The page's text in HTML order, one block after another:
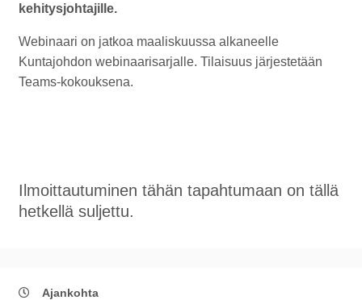
kehitysjohtajille.
Webinaari on jatkoa maaliskuussa alkaneelle
Kuntajohdon webinaarisarjalle. Tilaisuus järjestetään
Teams-kokouksena.
Ilmoittautuminen tähän tapahtumaan on tällä
hetkellä suljettu.
Ajankohta